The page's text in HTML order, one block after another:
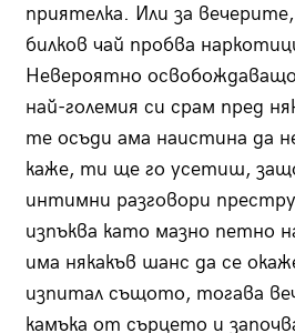
приятелка. Или за
билков чай пробва
Невероятно
най-големия си срам пред
те осъди ама наистина да
каже, ти ще го усетиш,
интимни разговори
изпъква като мазно петно
има някакъв шанс да се
изпитал същото, тогава
камъка от сърцето и